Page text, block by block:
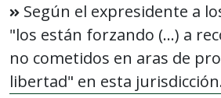
Según el expresidente a
"los están forzando (...) a
no cometidos en aras de
libertad" en esta